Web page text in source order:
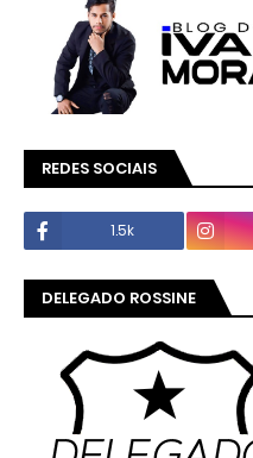
REDES SOCIAIS
1.5k
DELEGADO ROSSINE